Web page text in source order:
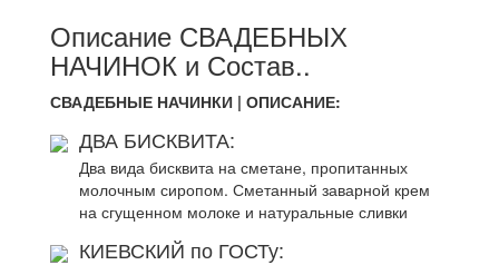
Описание СВАДЕБНЫХ
НАЧИНОК и Состав..
СВАДЕБНЫЕ НАЧИНКИ | ОПИСАНИЕ:
ДВА БИСКВИТА:
Два вида бисквита на сметане, пропитанных
молочным сиропом. Сметанный заварной крем
на сгущенном молоке и натуральные сливки
КИЕВСКИЙ по ГОСТу: